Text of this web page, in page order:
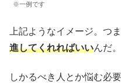
※一例です
上記ようなイメージ。つま
進してくれればいいんだ。
しかるべき人とか悩む必要